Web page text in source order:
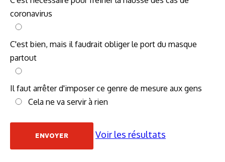
coronavirus
C'est bien, mais il faudrait obliger le port du masque
partout
Il faut arrêter d'imposer ce genre de mesure aux gens
Cela ne va servir à rien
Voir les résultats